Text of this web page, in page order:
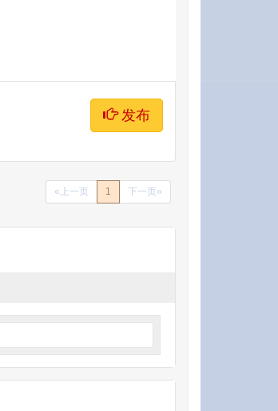
发布
«上一页 1 下一页»